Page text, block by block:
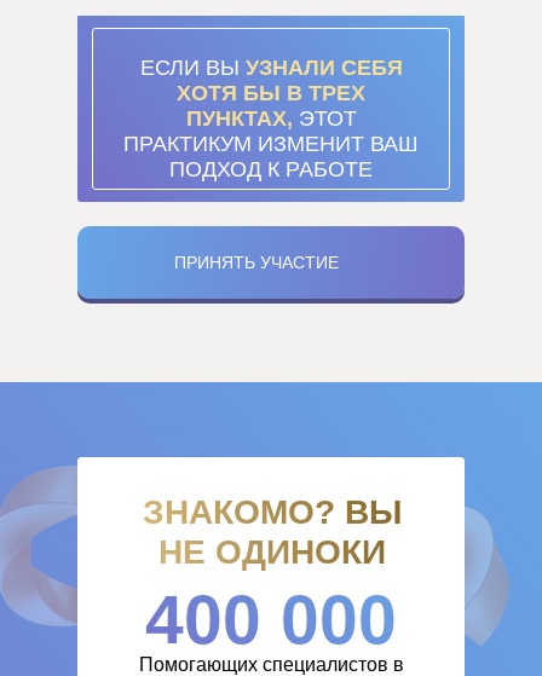
ЕСЛИ ВЫ УЗНАЛИ СЕБЯ
ХОТЯ БЫ В ТРЕХ
ПУНКТАХ, ЭТОТ
ПРАКТИКУМ ИЗМЕНИТ ВАШ
ПОДХОД К РАБОТЕ
ПРИНЯТЬ УЧАСТИЕ
400 000
ЗНАКОМО? ВЫ
НЕ ОДИНОКИ
Помогающих специалистов в